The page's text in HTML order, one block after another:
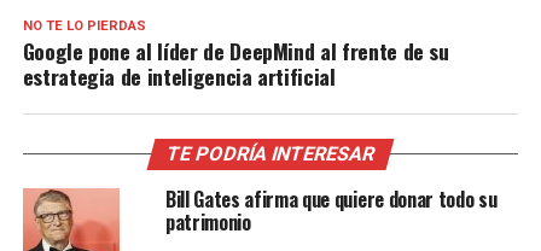
NO TE LO PIERDAS
Google pone al líder de DeepMind al frente de su
estrategia de inteligencia artificial
TE PODRÍA INTERESAR
Bill Gates afirma que quiere donar todo su
patrimonio